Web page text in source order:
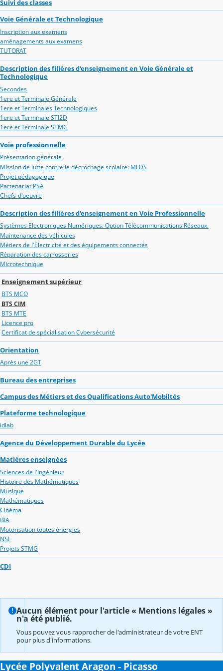
Suivi des classes
Voie Générale et Technologique
Inscription aux examens
aménagements aux examens
TUTORAT
Description des filières d'enseignement en Voie Générale et
Technologique
Secondes
1ere et Terminale Générale
1ere et Terminales Technologiques
1ere et Terminale STI2D
1ere et Terminale STMG
Voie professionnelle
Présentation générale
Mission de lutte contre le décrochage scolaire: MLDS
Projet pédagogique
Partenariat PSA
Chefs-d'oeuvre
Description des filières d'enseignement en Voie Professionnelle
Systèmes Electroniques Numériques. Option Télécommunications Réseaux.
Maintenance des véhicules
Métiers de l'Electricité et des équipements connectés
Réparation des carrosseries
Microtechnique
Enseignement supérieur
BTS MCO
BTS CIM
BTS MTE
Licence pro
Certificat de spécialisation Cybersécurité
Orientation
Après une 2GT
Bureau des entreprises
Campus des Métiers et des Qualifications Auto'Mobiltés
Plateforme technologique
idlab
Agence du Développement Durable du Lycée
Matières enseignées
Sciences de l'Ingénieur
Histoire des Mathématiques
Musique
Mathématiques
Cinéma
BIA
Motorisation toutes énergies
NSI
Projets STMG
CDI
Aucun élément pour l'article « Mentions légales »
n'a été publié.
Vous pouvez vous rapprocher de l'administrateur de votre ENT
pour plus d'informations.
Lycée Polyvalent Aragon - Picasso